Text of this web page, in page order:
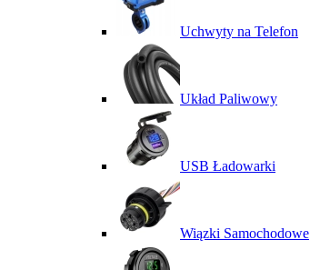
Uchwyty na Telefon
Układ Paliwowy
USB Ładowarki
Wiązki Samochodowe